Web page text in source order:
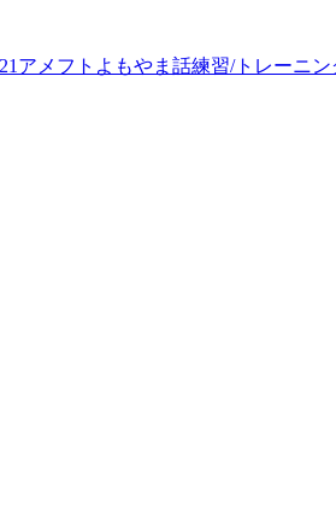
アメフトよもやま話練習/トレーニン